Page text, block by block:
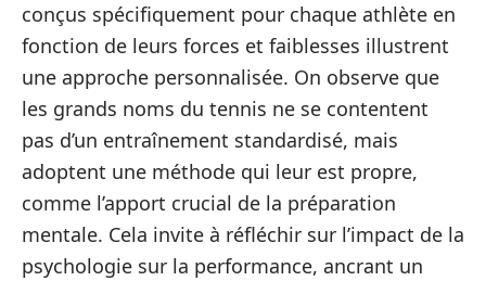
conçus spécifiquement pour chaque athlète en
fonction de leurs forces et faiblesses illustrent
une approche personnalisée. On observe que
les grands noms du tennis ne se contentent
pas d’un entraînement standardisé, mais
adoptent une méthode qui leur est propre,
comme l’apport crucial de la préparation
mentale. Cela invite à réfléchir sur l’impact de la
psychologie sur la performance, ancrant un